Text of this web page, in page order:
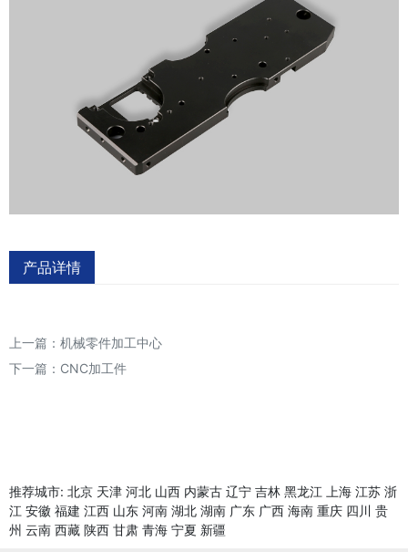
产品详情
上一篇： 机械零件加工中心
下一篇： CNC加工件
推荐城市: 北京 天津 河北 山西 内蒙古 辽宁 吉林 黑龙江 上海 江苏 浙
江 安徽 福建 江西 山东 河南 湖北 湖南 广东 广西 海南 重庆 四川 贵
州 云南 西藏 陕西 甘肃 青海 宁夏 新疆